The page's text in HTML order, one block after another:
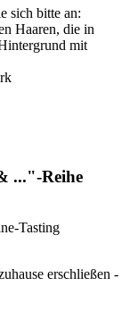
sich bitte an:
..."-Reihe
Tasting
erschließen -